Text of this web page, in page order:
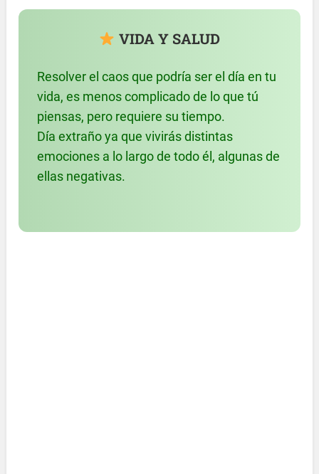
VIDA Y SALUD
Resolver el caos que podría ser el día en tu
vida, es menos complicado de lo que tú
piensas, pero requiere su tiempo.
Día extraño ya que vivirás distintas
emociones a lo largo de todo él, algunas de
ellas negativas.